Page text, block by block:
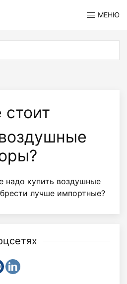
МЕНЮ
стоит
надо купить воздушные
лучше импортные?